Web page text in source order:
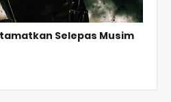
Selepas Musim